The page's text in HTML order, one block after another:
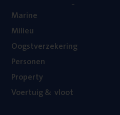
Mari­ne
Mili­eu
Oogst­ver­ze­ke­ring
Per­so­nen
Pro­per­ty
Voer­tuig& vloot